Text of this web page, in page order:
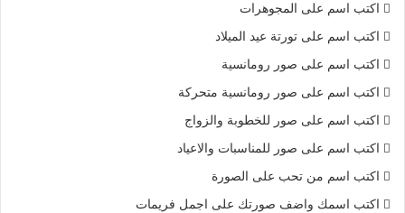
اكتب اسم على المجوهرات
اكتب اسم على تورتة عيد الميلاد
اكتب اسم على صور رومانسية
اكتب اسم على صور رومانسية متحركة
اكتب اسم على صور للخطوبة والزواج
اكتب اسم على صور للمناسبات والاعياد
اكتب اسم من تحب على الصورة
اكتب اسمك واضف صورتك على اجمل فريمات